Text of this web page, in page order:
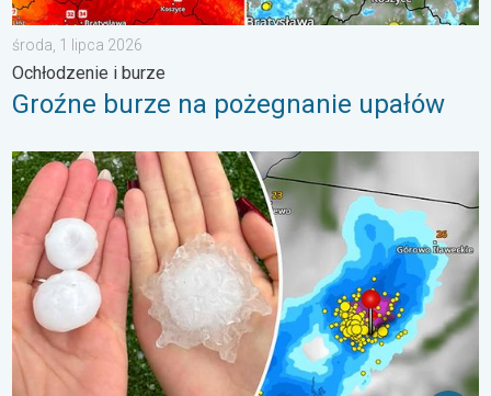
środa, 1 lipca 2026
Ochłodzenie i burze
Groźne burze na pożegnanie upałów
Ogromny grad na Mazurach. Do 7 cm średnicy. . . piątek, 7